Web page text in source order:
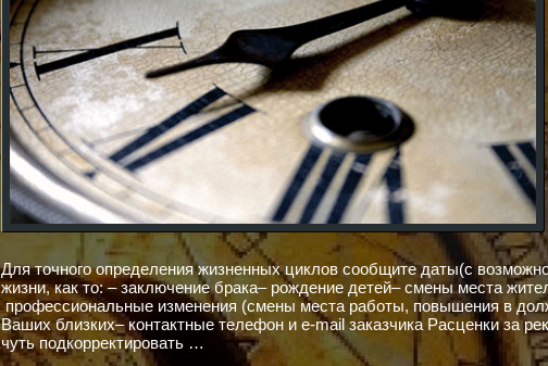
Для точного определения жизненных циклов сообщите даты(с
жизни, как то: – заключение брака– рождение детей– смены места
профессиональные изменения (смены места работы, повышения в
Ваших близких– контактные телефон и e-mail заказчика Расценки за
чуть подкорректировать …